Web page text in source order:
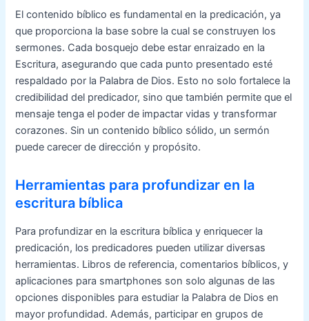
El contenido bíblico es fundamental en la predicación, ya
que proporciona la base sobre la cual se construyen los
sermones. Cada bosquejo debe estar enraizado en la
Escritura, asegurando que cada punto presentado esté
respaldado por la Palabra de Dios. Esto no solo fortalece la
credibilidad del predicador, sino que también permite que el
mensaje tenga el poder de impactar vidas y transformar
corazones. Sin un contenido bíblico sólido, un sermón
puede carecer de dirección y propósito.
Herramientas para profundizar en la
escritura bíblica
Para profundizar en la escritura bíblica y enriquecer la
predicación, los predicadores pueden utilizar diversas
herramientas. Libros de referencia, comentarios bíblicos, y
aplicaciones para smartphones son solo algunas de las
opciones disponibles para estudiar la Palabra de Dios en
mayor profundidad. Además, participar en grupos de